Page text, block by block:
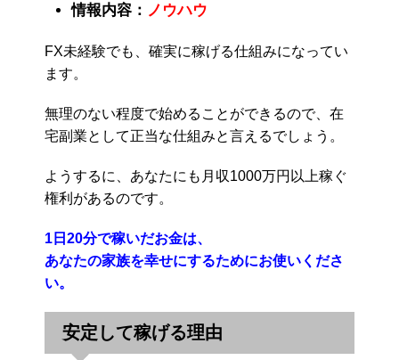
情報内容： ノウハウ
FX未経験でも、確実に稼げる仕組みになってい
ます。
無理のない程度で始めることができるので、在
宅副業として正当な仕組みと言えるでしょう。
ようするに、あなたにも月収1000万円以上稼ぐ
権利があるのです。
1日20分で稼いだお金は、
あなたの家族を幸せにするためにお使いくださ
い。
安定して稼げる理由